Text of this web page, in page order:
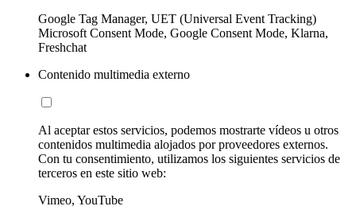
Google Tag Manager, UET (Universal Event Tracking)
Microsoft Consent Mode, Google Consent Mode, Klarna,
Freshchat
Contenido multimedia externo
Al aceptar estos servicios, podemos mostrarte vídeos u otros
contenidos multimedia alojados por proveedores externos.
Con tu consentimiento, utilizamos los siguientes servicios de
terceros en este sitio web:
Vimeo, YouTube